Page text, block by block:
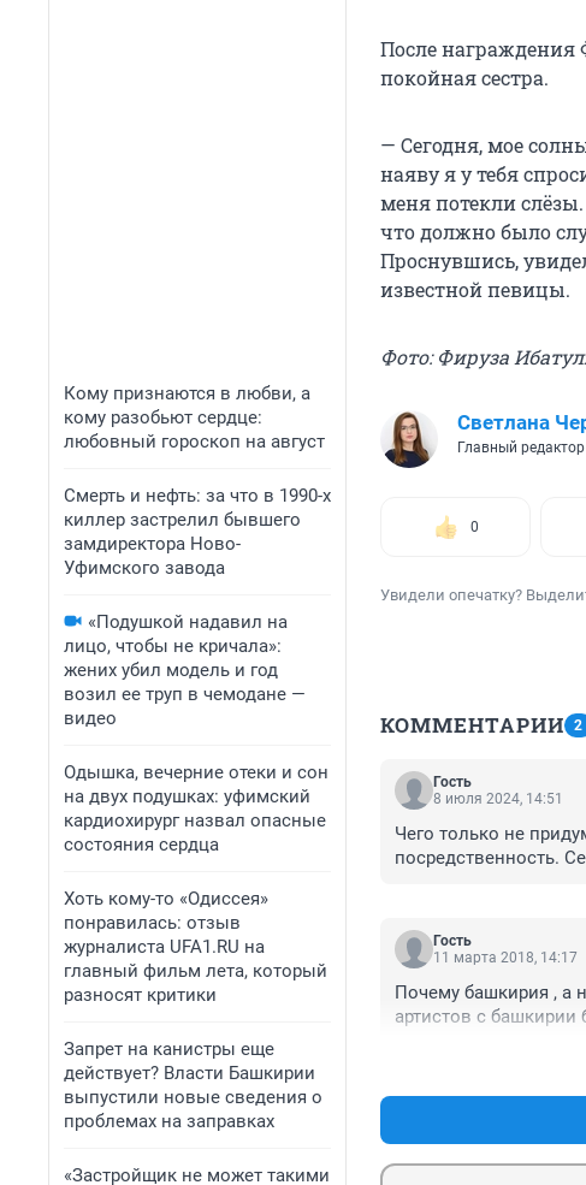
Кому признаются в любви, а
кому разобьют сердце:
любовный гороскоп на август
Смерть и нефть: за что в 1990-х
киллер застрелил бывшего
замдиректора Ново-
Уфимского завода
«Подушкой надавил на
лицо, чтобы не кричала»:
жених убил модель и год
возил ее труп в чемодане —
видео
Одышка, вечерние отеки и сон
на двух подушках: уфимский
кардиохирург назвал опасные
состояния сердца
Хоть кому-то «Одиссея»
понравилась: отзыв
журналиста UFA1.RU на
главный фильм лета, который
разносят критики
Запрет на канистры еще
действует? Власти Башкирии
выпустили новые сведения о
проблемах на заправках
«Застройщик не может такими
После награждения
покойная сестра.
— Сегодня, мое
наяву я у тебя
меня потекли
что должно было
Проснувшись,
известной певицы.
Фото: Фируза
Светлана
Главный редактор
0
Увидели опечатку?
КОММЕНТАРИИ 2
Гость
8 июля 2024, 14:51
Чего только не
посредственность.
Гость
11 марта 2018, 14:17
Почему башкирия , а
артистов с башкирии